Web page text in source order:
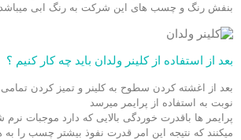
بنفش رنگ و چسب های این شرکت به رنگ ابی
بعد از استفاده از کلینر ولدان باید چه کار کنیم ؟
بعد از اغشته کردن سطوح به کلینر و تمیز کردن
نوبت به استفاده از پرایمر میرسد
پرایمر ها باقدرت خوردگی بالایی که دارد موجبات نرم
میکنند که نتیجه این امر قدرت نفوذ بیشتر چسب را به